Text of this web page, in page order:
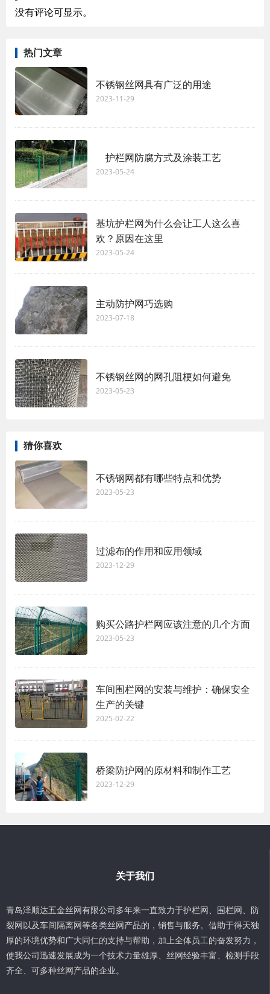
没有评论可显示。
热门文章
不锈钢丝网具有广泛的用途
2023-11-29
护栏网防腐方式及涂装工艺
2023-05-24
基坑护栏网为什么会让工人这么喜
欢？原因在这里
2023-05-24
主动防护网巧选购
2023-07-18
不锈钢丝网的网孔阻梗如何避免
2023-05-23
猜你喜欢
不锈钢网都有哪些特点和优势
2023-05-23
过滤布的作用和应用领域
2023-12-29
购买公路护栏网应该注意的几个方面
2023-05-23
车间围栏网的安装与维护：确保安全
生产的关键
2025-02-22
桥梁防护网的原材料和制作工艺
2023-12-29
关于我们
青岛泽顺达五金丝网有限公司多年来一直致力于护栏网、围栏网、防
裂网以及车间隔离网等各类丝网产品的，销售与服务。借助于得天独
厚的环境优势和广大同仁的支持与帮助，加上全体员工的奋发努力，
使我公司迅速发展成为一个技术力量雄厚、丝网经验丰富、检测手段
齐全、可多种丝网产品的企业。